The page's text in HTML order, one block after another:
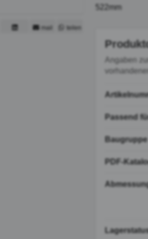
mail teilen
522mm
Angaben
Passend
Baugruppe
PDF-